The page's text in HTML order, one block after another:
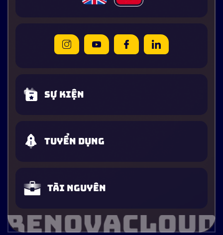
Sự kiện
Tuyển dụng
Tài nguyên